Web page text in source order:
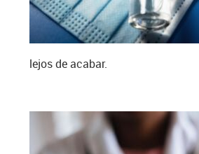
lejos de acabar.